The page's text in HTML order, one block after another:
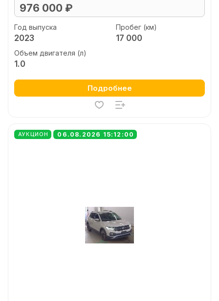
976 000 ₽
Год выпуска
2023
Пробег (км)
17 000
Объем двигателя (л)
1.0
Подробнее
АУКЦИОН 06.08.2026 15:12:00